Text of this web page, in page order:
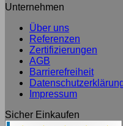
Unternehmen
Über uns
Referenzen
Zertifizierungen
AGB
Barrierefreiheit
Impressum
Sicher Einkaufen